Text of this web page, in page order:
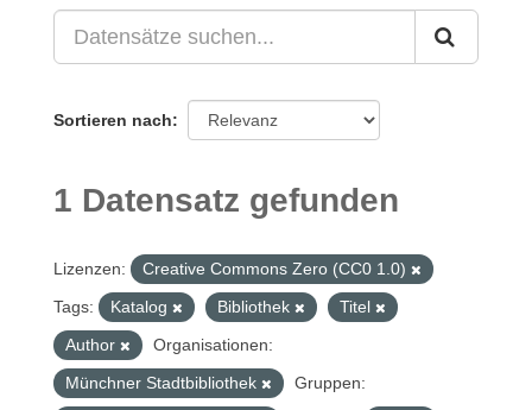
Sortieren nach
1 Datensatz gefunden
Lizenzen:
Creative Commons Zero (CC0 1.0)
Tags:
Katalog Bibliothek
Titel
Author
Organisationen:
Münchner Stadtbibliothek
Gruppen: